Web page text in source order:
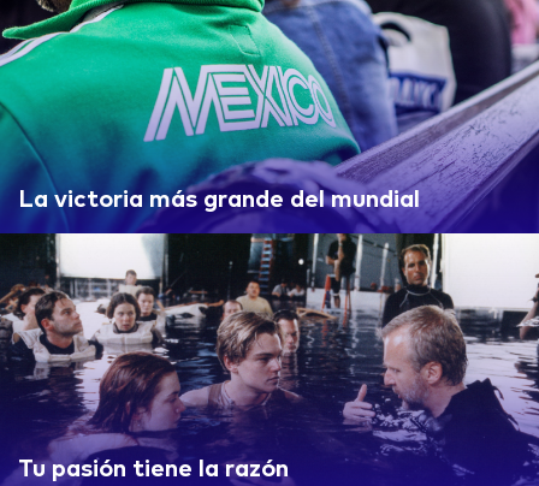
La victoria más grande del mundial
Tu pasión tiene la razón